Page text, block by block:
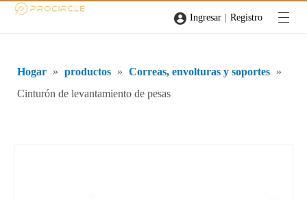
Ingresar | Registro
Hogar » productos » Correas, envolturas y soportes »
Cinturón de levantamiento de pesas